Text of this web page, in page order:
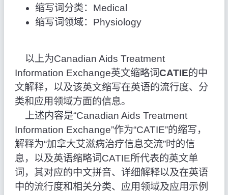
缩写词分类：Medical
缩写词领域：Physiology
以上为Canadian Aids Treatment
Information Exchange英文缩略词CATIE的中
文解释，以及该英文缩写在英语的流行度、分
类和应用领域方面的信息。
上述内容是“Canadian Aids Treatment
Information Exchange”作为“CATIE”的缩写，
解释为“加拿大艾滋病治疗信息交流”时的信
息，以及英语缩略词CATIE所代表的英文单
词，其对应的中文拼音、详细解释以及在英语
中的流行度和相关分类、应用领域及应用示例